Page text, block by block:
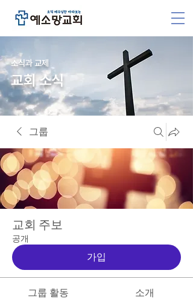
소식과 교제
교회 소식
그룹
교회 주보
공개
가입
그룹 활동 소개